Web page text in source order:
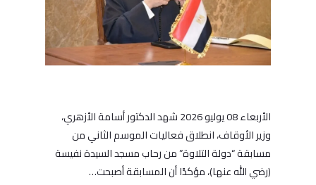
الأربعاء 08 يوليو 2026 شهد الدكتور أسامة الأزهري،
وزير الأوقاف، انطلاق فعاليات الموسم الثاني من
مسابقة “دولة التلاوة” من رحاب مسجد السيدة نفيسة
(رضي الله عنها)، مؤكدًا أن المسابقة أصبحت…